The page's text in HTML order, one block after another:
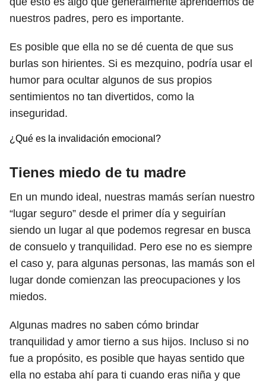
nuestros padres, pero es importante.
Es posible que ella no se dé cuenta de que sus
burlas son hirientes. Si es mezquino, podría usar el
humor para ocultar algunos de sus propios
sentimientos no tan divertidos, como la
inseguridad.
¿Qué es la invalidación emocional?
Tienes miedo de tu madre
En un mundo ideal, nuestras mamás serían nuestro
“lugar seguro” desde el primer día y seguirían
siendo un lugar al que podemos regresar en busca
de consuelo y tranquilidad. Pero ese no es siempre
el caso y, para algunas personas, las mamás son el
lugar donde comienzan las preocupaciones y los
miedos.
Algunas madres no saben cómo brindar
tranquilidad y amor tierno a sus hijos. Incluso si no
fue a propósito, es posible que hayas sentido que
ella no estaba ahí para ti cuando eras niña y que